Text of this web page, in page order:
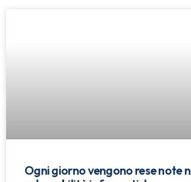
Ogni giorno vengono rese note